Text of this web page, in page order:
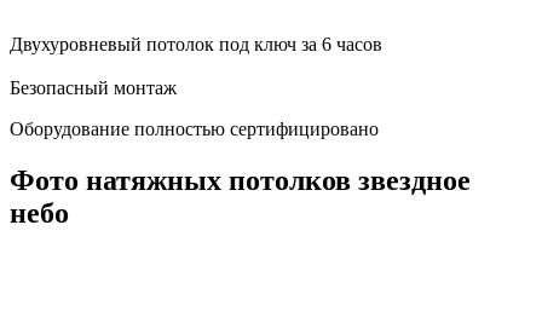
Двухуровневый потолок под ключ за 6 часов
Безопасный монтаж
Оборудование полностью сертифицировано
Фото натяжных потолков звездное
небо